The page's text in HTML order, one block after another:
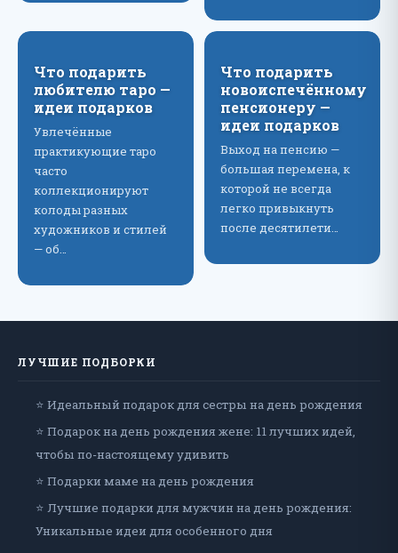
Что подарить
любителю таро —
идеи подарков
Увлечённые
практикующие таро
часто
коллекционируют
колоды разных
художников и стилей
— об…
Что подарить
новоиспечённому
пенсионеру —
идеи подарков
Выход на пенсию —
большая перемена, к
которой не всегда
легко привыкнуть
после десятилети…
ЛУЧШИЕ ПОДБОРКИ
⭐ Идеальный подарок для сестры на день рождения
⭐ Подарок на день рождения жене: 11 лучших идей,
чтобы по-настоящему удивить
⭐ Подарки маме на день рождения
⭐ Лучшие подарки для мужчин на день рождения:
Уникальные идеи для особенного дня